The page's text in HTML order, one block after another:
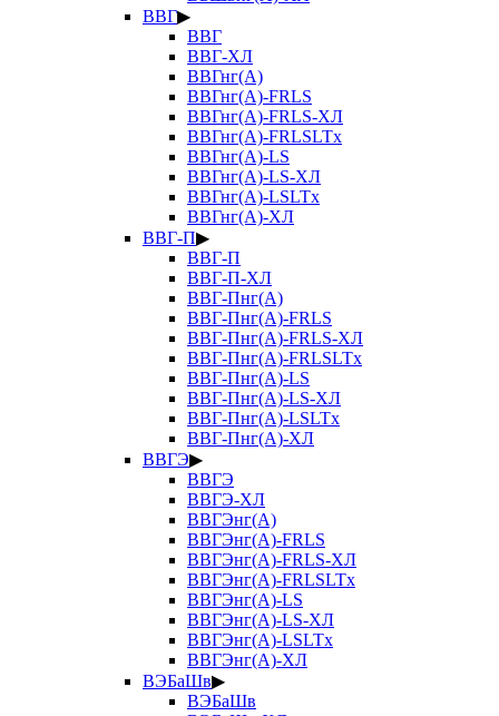
ВВГ▶
ВВГ
ВВГ-ХЛ
ВВГнг(А)
ВВГнг(А)-FRLS
ВВГнг(А)-FRLS-ХЛ
ВВГнг(А)-FRLSLTx
ВВГнг(А)-LS
ВВГнг(А)-LS-ХЛ
ВВГнг(А)-LSLTx
ВВГнг(А)-ХЛ
ВВГ-П▶
ВВГ-П
ВВГ-П-ХЛ
ВВГ-Пнг(А)
ВВГ-Пнг(А)-FRLS
ВВГ-Пнг(А)-FRLS-ХЛ
ВВГ-Пнг(А)-FRLSLTx
ВВГ-Пнг(А)-LS
ВВГ-Пнг(А)-LS-ХЛ
ВВГ-Пнг(А)-LSLTx
ВВГ-Пнг(А)-ХЛ
ВВГЭ▶
ВВГЭ
ВВГЭ-ХЛ
ВВГЭнг(А)
ВВГЭнг(А)-FRLS
ВВГЭнг(А)-FRLS-ХЛ
ВВГЭнг(А)-FRLSLTx
ВВГЭнг(А)-LS
ВВГЭнг(А)-LS-ХЛ
ВВГЭнг(А)-LSLTx
ВВГЭнг(А)-ХЛ
ВЭБаШв▶
ВЭБаШв